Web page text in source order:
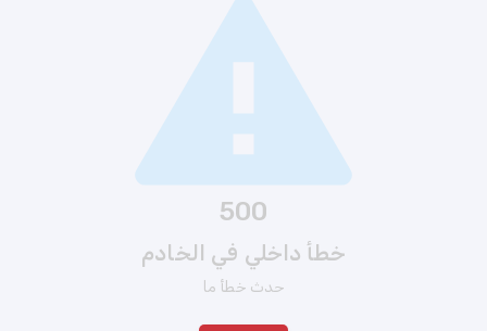
500
خطأ داخلي في الخادم
حدث خطأ ما